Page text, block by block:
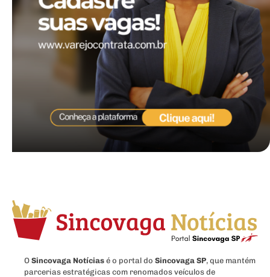
O Sincovaga Notícias é o portal do Sincovaga SP, que mantém
parcerias estratégicas com renomados veículos de